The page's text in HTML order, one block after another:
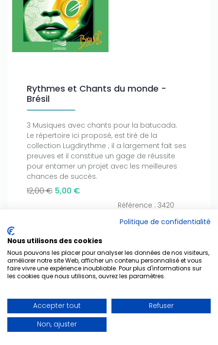
Rythmes et Chants du monde -
Brésil
3 Musiques avec chants pour la batucada.
Le répertoire ici proposé, est tiré de la
collection Lugdirythme ; il a largement fait ses
preuves et il constitue un gage de réussite
pour entamer un projet avec les meilleures
chances de succès.
12,00 € 5,00 €
Référence : 3420
Politique de confidentialité
Nous utilisons des cookies
Nous pouvons les placer pour analyser les données de nos visiteurs,
améliorer notre site Web, afficher un contenu personnalisé et vous
faire vivre une expérience inoubliable. Pour plus d'informations sur
les cookies que nous utilisons, ouvrez les paramètres.
Accepter tout
Refuser
Non, ajuster